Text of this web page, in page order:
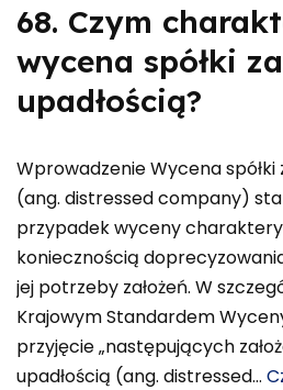
68. Czym
wycena spółki
upadłością?
Wprowadzenie Wycena spółki
(ang. distressed company)
przypadek wyceny
koniecznością
jej potrzeby założeń. W
Krajowym Standardem
przyjęcie „następujących
upadłością (ang. distressed…